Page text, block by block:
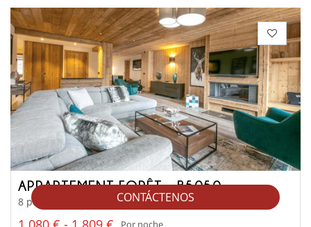
CONTÁCTENOS
APPARTEMENT FORÊT - B5050
8 personas • 4 dormitorios • 4 baños
Por noche